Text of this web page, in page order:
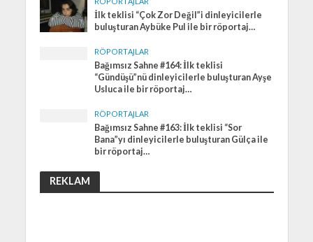
İlk teklisi “Çok Zor Değil”i dinleyicilerle
buluşturan Aybüke Pul ile bir röportaj…
RÖPORTAJLAR
Bağımsız Sahne #164: İlk teklisi
“Gündüşü”nü dinleyicilerle buluşturan Ayşe
Usluca ile bir röportaj…
RÖPORTAJLAR
Bağımsız Sahne #163: İlk teklisi “Sor
Bana”yı dinleyicilerle buluşturan Gülça ile
bir röportaj…
REKLAM